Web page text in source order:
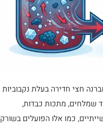
חצי חדירה בעלת נקבוביות
שמלחים, מתכות כבדות,
כמו אלו הפועלים בשורק